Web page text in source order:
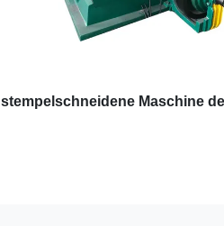
stempelschneidene Maschine